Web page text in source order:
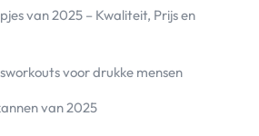
van 2025 – Kwaliteit, Prijs en
voor drukke mensen
van 2025